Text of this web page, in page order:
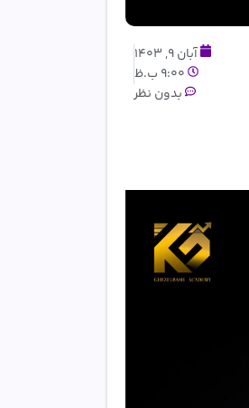
آبان 9, 1403
9:00 ب.ظ
بدون نظر